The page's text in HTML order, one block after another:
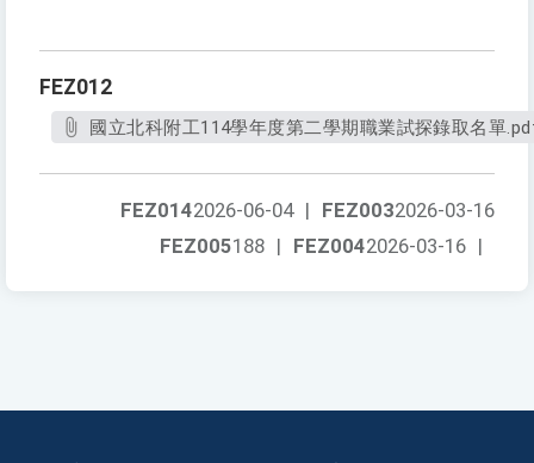
FEZ012
國立北科附工114學年度第二學期職業試探錄取名單
FEZ0032026-03-16
FEZ0142026-06-04 |
FEZ0042026-03-16 |
FEZ005188 |